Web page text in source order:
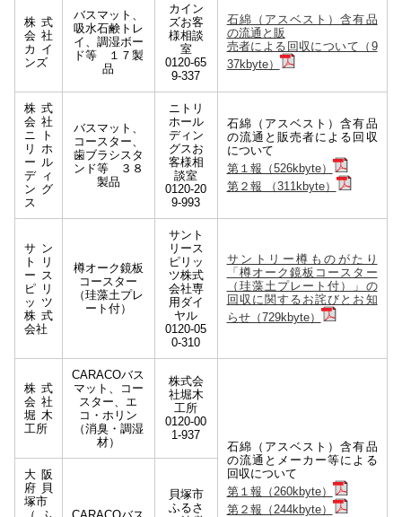
株式
会社
カイ
ンズ
バスマット、
吸水石鹸トレ
イ、調湿ボー
ド等 １７製
品
カイン
ズお客
様相談
室
0120-65
9-337
石綿（アスベスト）含有品
の流通と販
売者による回収について（9
37kbyte）
株式
会社
ニト
リホ
ール
ディ
ング
ス
バスマット、
コースター、
歯ブラシスタ
ンド等 ３８
製品
ニトリ
ホール
ディン
グスお
客様相
談室
0120-20
9-993
石綿（アスベスト）含有品
の流通と販売者による回収
について
第１報（526kbyte）
第２報 （311kbyte）
サン
トリ
ース
ピリ
ッツ
株式
会社
樽オーク鏡板
コースター
（珪藻土プレ
ート付）
サント
リース
ピリッ
ツ株式
会社専
用ダイ
ヤル
0120-05
0-310
サントリー樽ものがたり
「樽オーク鏡板コースター
（珪藻土プレート付）」の
回収に関するお詫びとお知
らせ（729kbyte）
株式
会社
堀木
工所
CARACOバス
マット、コー
スター、エ
コ・ホリン
（消臭・調湿
材）
株式会
社堀木
工所
0120-00
1-937
石綿（アスベスト）含有品
の流通とメーカー等による
回収について
第１報（260kbyte）
第２報（244kbyte）
大阪
府貝
塚市
貝塚市
ふるさ